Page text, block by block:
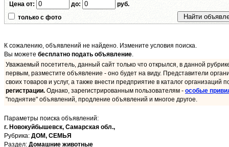
Цена от: до:
руб.
только с фото
К сожалению, объявлений не найдено. Измените условия поиска.
Вы можете бесплатно подать объявление.
Уважаемый посетитель, данный сайт только что открылся, в данной
первым, разместите объявление - оно будет на виду. Представители
своих товаров и услуг, а также внести предприятие в каталог организаций
регистрации. Однако, зарегистрированным пользователям - особые
"поднятие" объявлений, продление объявлений и многое другое.
Параметры поиска объявлений:
г. Новокуйбышевск, Самарская обл.,
Рубрика: ДОМ, СЕМЬЯ
Раздел: Домашние животные